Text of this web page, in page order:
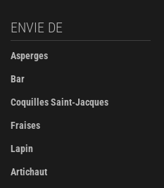
ENVIE DE
Asperges
Bar
Coquilles Saint-Jacques
Fraises
Lapin
Artichaut